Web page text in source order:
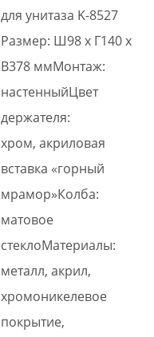
для унитаза K-8527
Размер: Ш98 х Г140 х
В378 ммМонтаж:
настенныйЦвет
держателя:
хром, акриловая
вставка «горный
мрамор»Колба:
матовое
стеклоМатериалы:
металл, акрил,
хромоникелевое
покрытие,